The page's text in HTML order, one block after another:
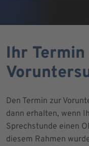
Ihr
Den Termin zur
dann erhalten, wenn
Sprechstunde einen
diesem Rahmen